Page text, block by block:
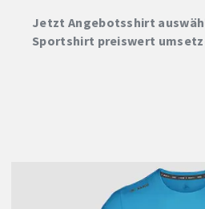
Jetzt Angebotsshirt
Sportshirt preiswert